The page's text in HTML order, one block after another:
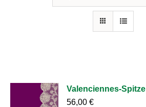
Valenciennes-Spitze
56,00€